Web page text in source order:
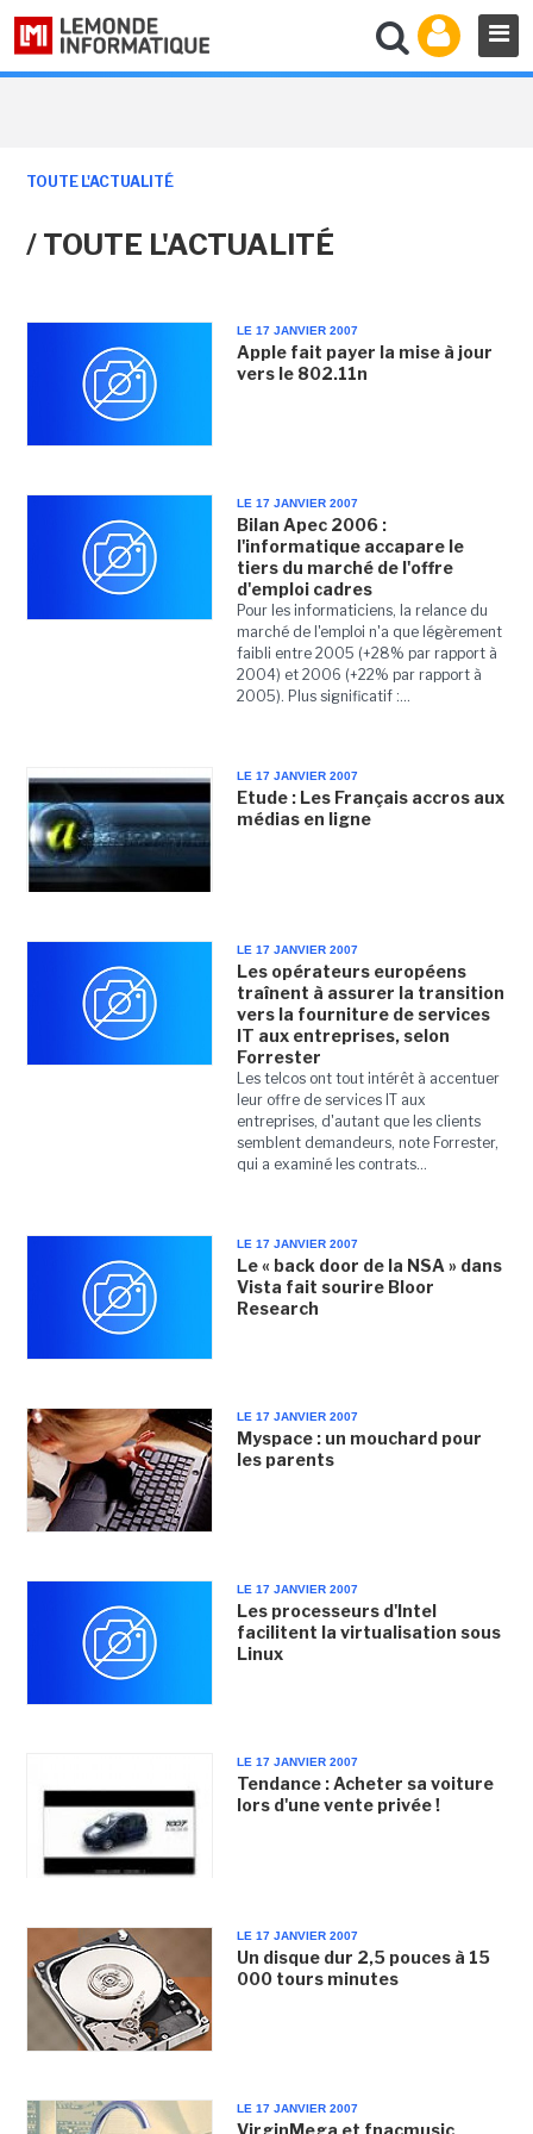
TOUTE L'ACTUALITÉ
/ TOUTE L'ACTUALITÉ
LE 17 JANVIER 2007
Apple fait payer la mise à jour
vers le 802.11n
LE 17 JANVIER 2007
Bilan Apec 2006 :
l'informatique accapare le
tiers du marché de l'offre
d'emploi cadres
Pour les informaticiens, la relance du
marché de l'emploi n'a que légèrement
faibli entre 2005 (+28% par rapport à
2004) et 2006 (+22% par rapport à
2005). Plus significatif :...
LE 17 JANVIER 2007
Etude : Les Français accros aux
médias en ligne
LE 17 JANVIER 2007
Les opérateurs européens
traînent à assurer la transition
vers la fourniture de services
IT aux entreprises, selon
Forrester
Les telcos ont tout intérêt à accentuer
leur offre de services IT aux
entreprises, d'autant que les clients
semblent demandeurs, note Forrester,
qui a examiné les contrats...
LE 17 JANVIER 2007
Le « back door de la NSA » dans
Vista fait sourire Bloor
Research
LE 17 JANVIER 2007
Myspace : un mouchard pour
les parents
LE 17 JANVIER 2007
Les processeurs d'Intel
facilitent la virtualisation sous
Linux
LE 17 JANVIER 2007
Tendance : Acheter sa voiture
lors d'une vente privée !
LE 17 JANVIER 2007
Un disque dur 2,5 pouces à 15
000 tours minutes
LE 17 JANVIER 2007
VirginMega et fnacmusic